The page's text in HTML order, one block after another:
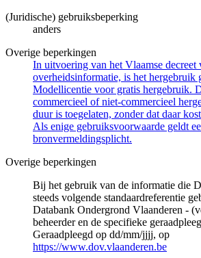
(Juridische) gebruiksbeperking
anders
Overige beperkingen
In uitvoering van het Vlaamse decreet
overheidsinformatie, is het hergebruik
Modellicentie voor gratis hergebruik.
commercieel of niet-commercieel
duur is toegelaten, zonder dat daar
Als enige gebruiksvoorwaarde geldt
bronvermeldingsplicht.
Overige beperkingen
Bij het gebruik van de informatie die
steeds volgende standaardreferentie
Databank Ondergrond Vlaanderen -
beheerder en de specifieke
Geraadpleegd op dd/mm/jjjj, op
https://www.dov.vlaanderen.be